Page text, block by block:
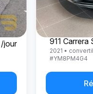
/jour
Porsche
911 Carrera
2021 •
#YM8PM4G4